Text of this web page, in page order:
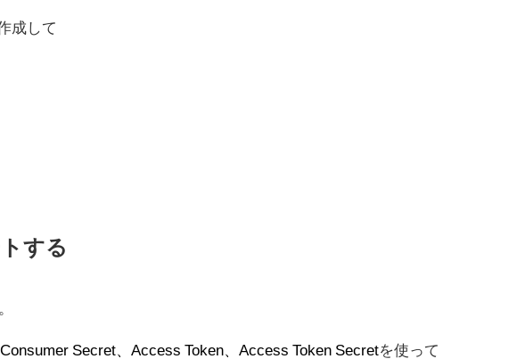
成して
する
Secret、Access Token、Access Token Secretを使って